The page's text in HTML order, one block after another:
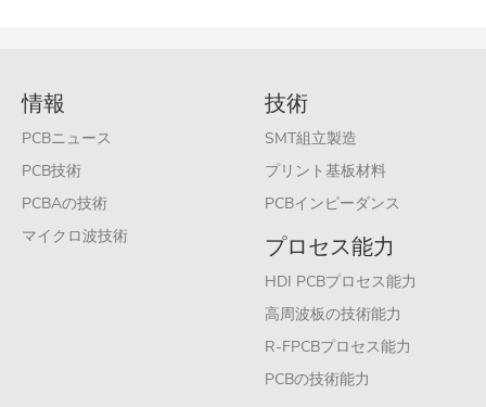
情報
PCBニュース
PCB技術
PCBAの技術
マイクロ波技術
技術
SMT組立製造
プリント基板材料
PCBインピーダンス
プロセス能力
HDI PCBプロセス能力
高周波板の技術能力
R-FPCBプロセス能力
PCBの技術能力